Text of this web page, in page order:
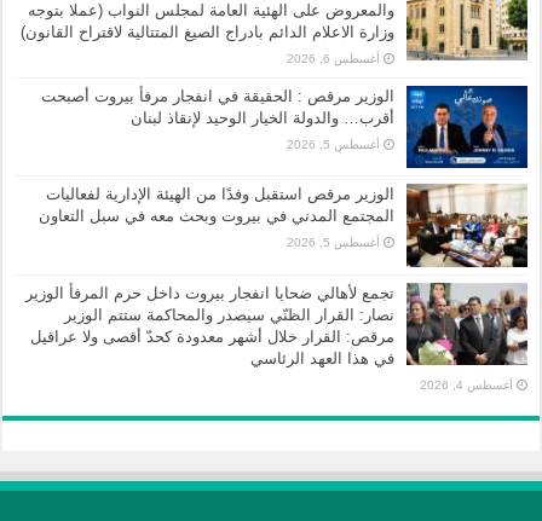
والمعروض على الهئية العامة لمجلس النواب (عملا بتوجه
وزارة الاعلام الدائم بادراج الصيغ المتتالية لاقتراح القانون)
أغسطس 6, 2026
الوزير مرقص : الحقيقة في انفجار مرفأ بيروت أصبحت
أقرب… والدولة الخيار الوحيد لإنقاذ لبنان
أغسطس 5, 2026
الوزير مرقص استقبل وفدًا من الهيئة الإدارية لفعاليات
المجتمع المدني في بيروت وبحث معه في سبل التعاون
أغسطس 5, 2026
تجمع لأهالي ضحايا انفجار بيروت داخل حرم المرفأ الوزير
نصار: القرار الظنّي سيصدر والمحاكمة ستتم الوزير
مرقص: القرار خلال أشهر معدودة كحدّ أقصى ولا عراقيل
في هذا العهد الرئاسي
أغسطس 4, 2026